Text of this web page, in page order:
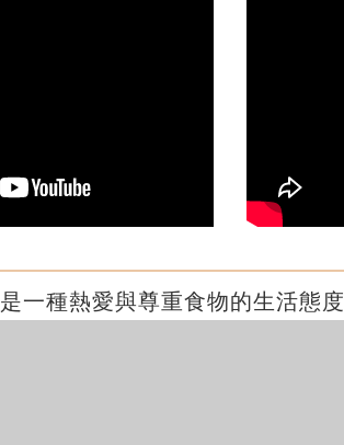
是一種熱愛與尊重食物的生活態度